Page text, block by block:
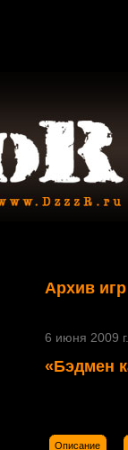
Архив игр
6 июня 2009 г.
«Бэдмен
Описание